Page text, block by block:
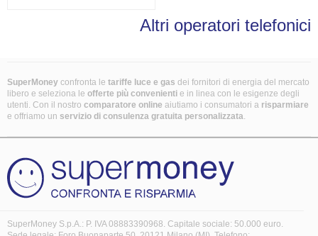
Altri operatori telefonici
SuperMoney confronta le tariffe luce e gas dei fornitori di energia del mercato
libero e seleziona le offerte più convenienti e in linea con le esigenze degli
utenti. Con il nostro comparatore online aiutiamo i consumatori a risparmiare
e offriamo un servizio di consulenza gratuita personalizzata.
SuperMoney S.p.A.: P. IVA 08883390968. Capitale sociale: 50.000 euro.